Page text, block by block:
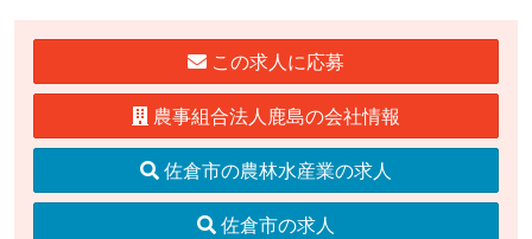
この求人に応募
農事組合法人鹿島の会社情報
佐倉市の農林水産業の求人
佐倉市の求人